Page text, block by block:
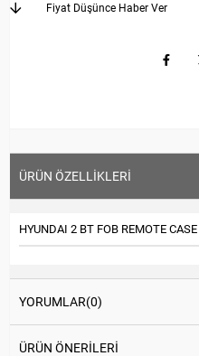
Fiyat Düşünce Haber Ver
ÜRÜN ÖZELLIKLERI
HYUNDAI 2 BT FOB REMOTE CASE
YORUMLAR(0)
ÜRÜN ÖNERILERI